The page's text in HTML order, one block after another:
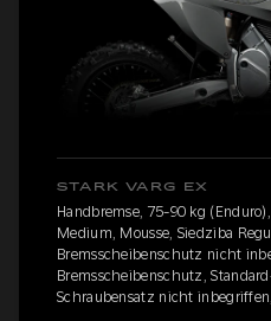
STARK VARG EX
Handbremse, 75-90 kg
Medium, Mousse, Siedziba
Bremsscheibenschutz nicht
Bremsscheibenschutz,
Schraubensatz nicht